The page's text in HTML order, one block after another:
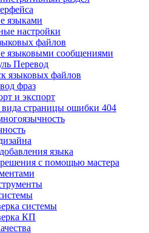
языками
настройки
файлов
языковыми сообщениями
Перевод
языковых файлов
фраз
и экспорт
вида страницы ошибки 404
языка
с помощью мастера
системы
КП